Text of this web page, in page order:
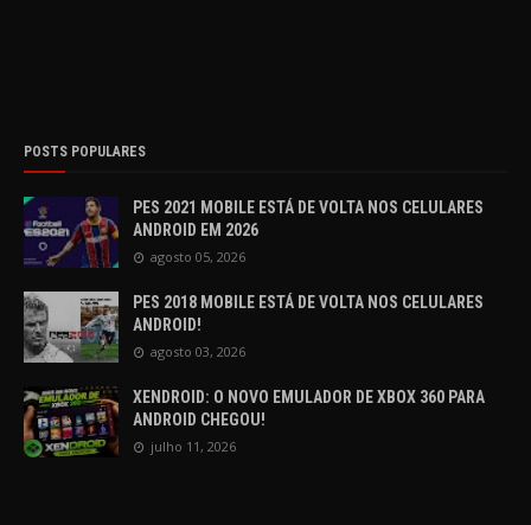
POSTS POPULARES
PES 2021 MOBILE ESTÁ DE VOLTA NOS CELULARES
ANDROID EM 2026
agosto 05, 2026
PES 2018 MOBILE ESTÁ DE VOLTA NOS CELULARES
ANDROID!
agosto 03, 2026
XENDROID: O NOVO EMULADOR DE XBOX 360 PARA
ANDROID CHEGOU!
julho 11, 2026